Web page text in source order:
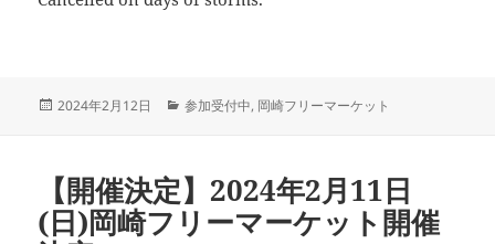
投
2024年2月12日
カ
ー
参加受付中, 岡崎フリーマーケット
【開催決定】2024年2月11日
(日)岡崎フリーマーケット開催